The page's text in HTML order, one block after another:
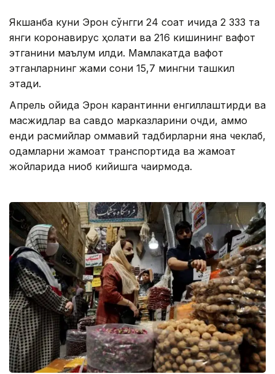
Якшанба куни Эрон сўнгги 24 соат ичида 2 333 та
янги коронавирус ҳолати ва 216 кишининг вафот
этганини маълум қилди. Мамлакатда вафот
этганларнинг жами сони 15,7 мингни ташкил
этади.
Апрель ойида Эрон карантинни енгиллаштирди ва
масжидлар ва савдо марказларини очди, аммо
енди расмийлар оммавий тадбирларни яна чеклаб,
одамларни жамоат транспортида ва жамоат
жойларида ниқоб кийишга чақирмоқда.